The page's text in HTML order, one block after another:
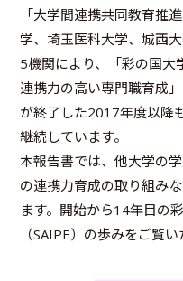
「大学間連携共同教育推
学、埼玉医科大学、城西
5機関により、「彩の国大
連携力の高い専門職育成
が終了した2017年度以降
継続しています。
本報告書では、他大学の
の連携力育成の取り組み
ます。開始から14年目の
（SAIPE）の歩みをご覧